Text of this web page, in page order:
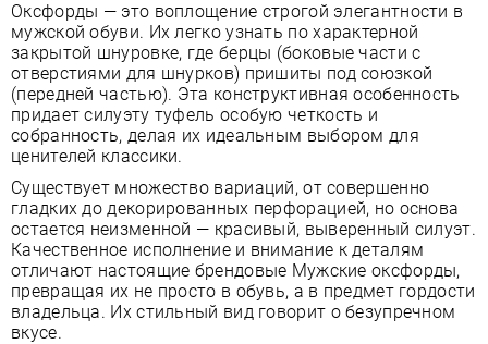
Оксфорды — это воплощение строгой элегантности в
мужской обуви. Их легко узнать по характерной
закрытой шнуровке, где берцы (боковые части с
отверстиями для шнурков) пришиты под союзкой
(передней частью). Эта конструктивная особенность
придает силуэту туфель особую четкость и
собранность, делая их идеальным выбором для
ценителей классики.
Существует множество вариаций, от совершенно
гладких до декорированных перфорацией, но основа
остается неизменной — красивый, выверенный силуэт.
Качественное исполнение и внимание к деталям
отличают настоящие брендовые Мужские оксфорды,
превращая их не просто в обувь, а в предмет гордости
владельца. Их стильный вид говорит о безупречном
вкусе.